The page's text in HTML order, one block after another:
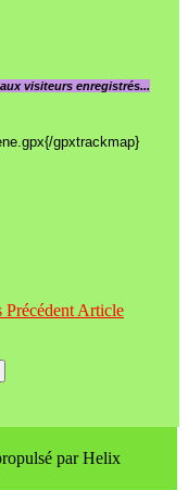
visiteurs enregistrés...
gpxtrackmap}
Précédent Article
par Helix